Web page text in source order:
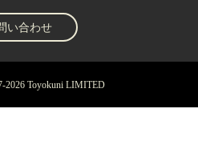
い合わせ
2026 Toyokuni LIMITED